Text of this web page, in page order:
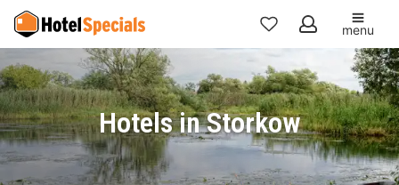
Mijn
favorieten
menu
Hotels in Storkow